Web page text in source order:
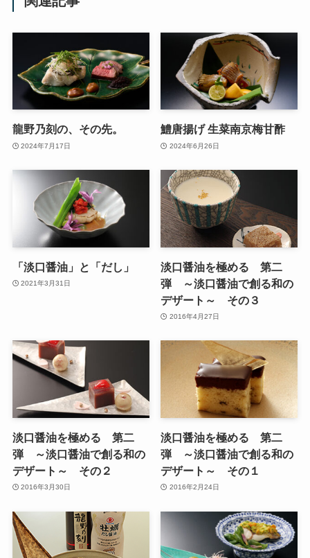
龍野乃刻の、その先。
2024年7月17日
鱧唐揚げ 生菜南京梅甘酢
2024年6月26日
「淡口醤油」と「だし」
2021年3月31日
淡口醤油を極める 第二
弾 ～淡口醤油で創る和の
デザート～ その３
2016年4月27日
淡口醤油を極める 第二
弾 ～淡口醤油で創る和の
デザート～ その２
2016年3月30日
淡口醤油を極める 第二
弾 ～淡口醤油で創る和の
デザート～ その１
2016年2月24日